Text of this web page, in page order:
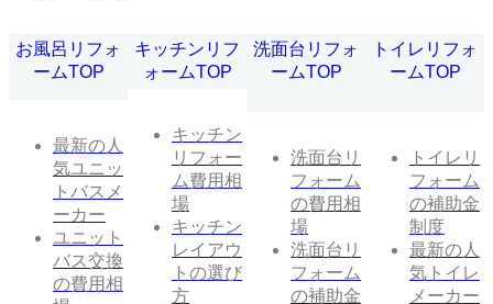
お風呂リフォ
ームTOP
最新の人
気ユニッ
トバスメ
ーカー
ユニット
バス交換
の費用相
キッチンリフ
ォームTOP
キッチン
リフォー
ム費用相
場
キッチン
レイアウ
トの選び
方
洗面台リフォ
ームTOP
洗面台リ
フォーム
の費用相
場
洗面台リ
フォーム
の補助金
トイレリフォ
ームTOP
トイレリ
フォーム
の補助金
制度
最新の人
気トイレ
メーカー